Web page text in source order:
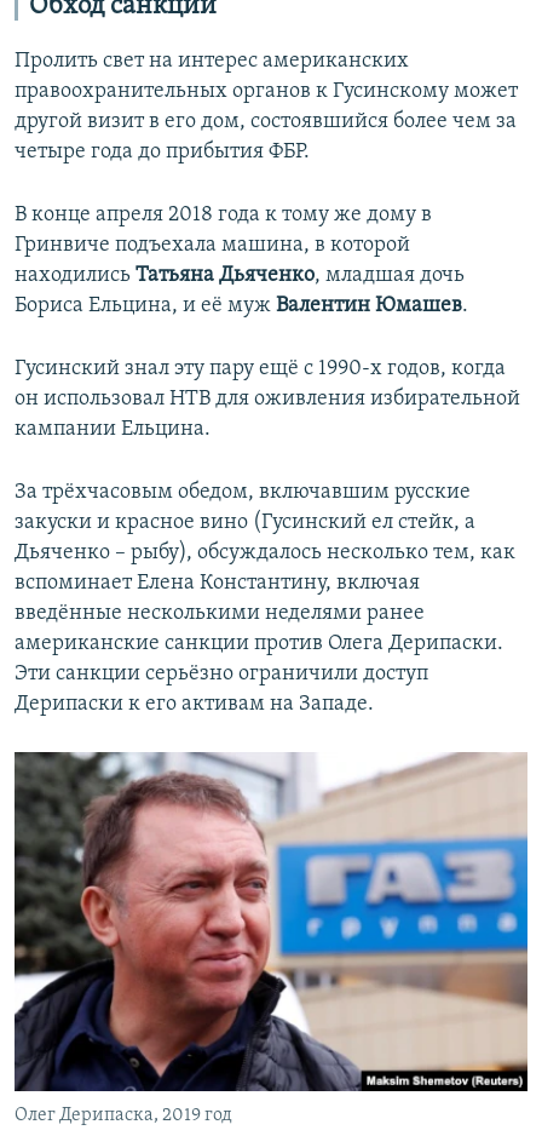
Обход санкций
Пролить свет на интерес американских
правоохранительных органов к Гусинскому может
другой визит в его дом, состоявшийся более чем за
четыре года до прибытия ФБР.
В конце апреля 2018 года к тому же дому в
Гринвиче подъехала машина, в которой
находились Татьяна Дьяченко, младшая дочь
Бориса Ельцина, и её муж Валентин Юмашев.
Гусинский знал эту пару ещё с 1990-х годов, когда
он использовал НТВ для оживления избирательной
кампании Ельцина.
За трёхчасовым обедом, включавшим русские
закуски и красное вино (Гусинский ел стейк, а
Дьяченко – рыбу), обсуждалось несколько тем, как
вспоминает Елена Константину, включая
введённые несколькими неделями ранее
американские санкции против Олега Дерипаски.
Эти санкции серьёзно ограничили доступ
Дерипаски к его активам на Западе.
Олег Дерипаска, 2019 год